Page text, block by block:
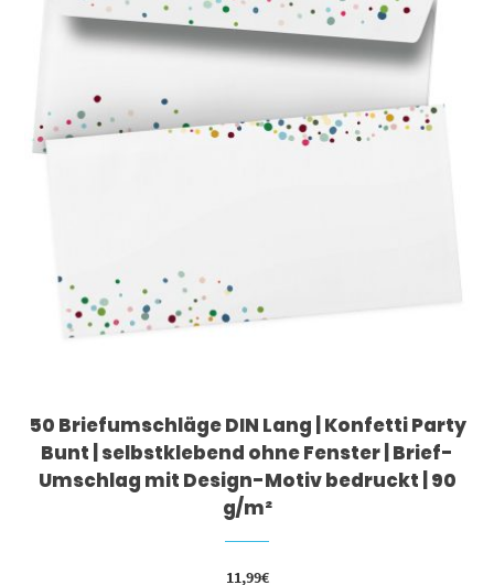
50 Briefumschläge DIN Lang | Konfetti Party
Bunt | selbstklebend ohne Fenster | Brief-
Umschlag mit Design-Motiv bedruckt | 90
g/m²
11,99€